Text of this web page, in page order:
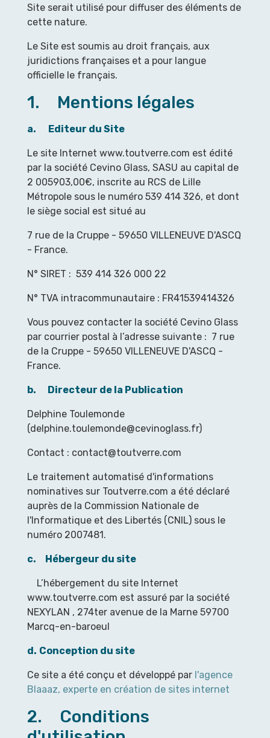
Site serait utilisé pour diffuser des éléments de
cette nature.
Le Site est soumis au droit français, aux
juridictions françaises et a pour langue
officielle le français.
1. Mentions légales
a. Editeur du Site
Le site Internet www.toutverre.com est édité
par la société Cevino Glass, SASU au capital de
2 005903,00€, inscrite au RCS de Lille
Métropole sous le numéro 539 414 326, et dont
le siège social est situé au
7 rue de la Cruppe - 59650 VILLENEUVE D'ASCQ
- France.
N° SIRET : 539 414 326 000 22
N° TVA intracommunautaire : FR41539414326
Vous pouvez contacter la société Cevino Glass
par courrier postal à l’adresse suivante : 7 rue
de la Cruppe - 59650 VILLENEUVE D'ASCQ -
France.
b. Directeur de la Publication
Delphine Toulemonde
(delphine.toulemonde@cevinoglass.fr)
Contact : contact@toutverre.com
Le traitement automatisé d'informations
nominatives sur Toutverre.com a été déclaré
auprès de la Commission Nationale de
l'Informatique et des Libertés (CNIL) sous le
numéro 2007481.
c. Hébergeur du site
L’hébergement du site Internet
www.toutverre.com est assuré par la société
NEXYLAN , 274ter avenue de la Marne 59700
Marcq-en-baroeul
d. Conception du site
Ce site a été conçu et développé par l'agence
Blaaaz, experte en création de sites internet
2. Conditions